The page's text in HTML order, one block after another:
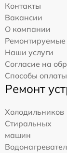
Контакты
Вакансии
О компании
Наши услуги
Согласие на
Способы оплаты
Ремонт
Холодильников
Стиральных
машин